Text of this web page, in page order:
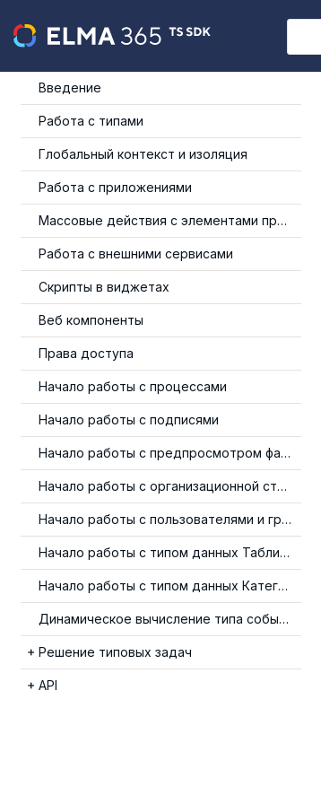
Введение
Работа с типами
Глобальный контекст и изоляция
Работа с приложениями
Массовые действия с элементами приложения
Работа с внешними сервисами
Скрипты в виджетах
Веб компоненты
Права доступа
Начало работы с процессами
Начало работы с подписями
Начало работы с предпросмотром файлов
Начало работы с организационной структурой
Начало работы с пользователями и группами
Начало работы с типом данных Таблица
Начало работы с типом данных Категория
Динамическое вычисление типа события
Решение типовых задач
API